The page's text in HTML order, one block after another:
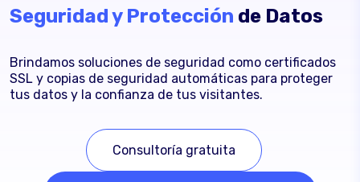
Seguridad y Protección de Datos
Brindamos soluciones de seguridad como certificados
SSL y copias de seguridad automáticas para proteger
tus datos y la confianza de tus visitantes.
Consultoría gratuita